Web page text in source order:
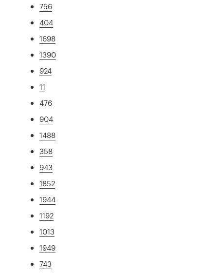
756
404
1698
1390
924
11
476
904
1488
358
943
1852
1944
1192
1013
1949
743